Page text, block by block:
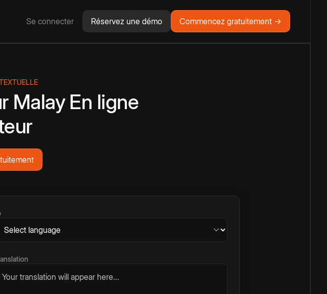
Se connecter Réservez une démo Commencez gratuitement →
MalayEn ligne
Your translation will appear here...